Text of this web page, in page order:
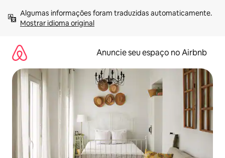
para
Mostrar idioma original
Anuncie seu espaço no Airbnb